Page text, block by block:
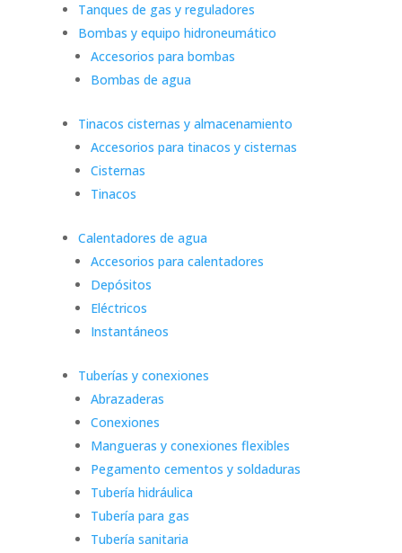
Tanques de gas y reguladores
Bombas y equipo hidroneumático
Accesorios para bombas
Bombas de agua
Tinacos cisternas y almacenamiento
Accesorios para tinacos y cisternas
Cisternas
Tinacos
Calentadores de agua
Accesorios para calentadores
Depósitos
Eléctricos
Instantáneos
Tuberías y conexiones
Abrazaderas
Conexiones
Mangueras y conexiones flexibles
Pegamento cementos y soldaduras
Tubería hidráulica
Tubería para gas
Tubería sanitaria